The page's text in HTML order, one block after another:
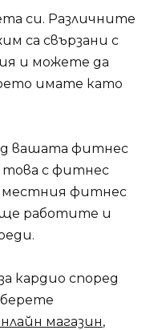
си. Различните
са свързани с
и можете да
имате като
вашата фитнес
това с фитнес
фитнес
ще работите и
кардио според
магазин,